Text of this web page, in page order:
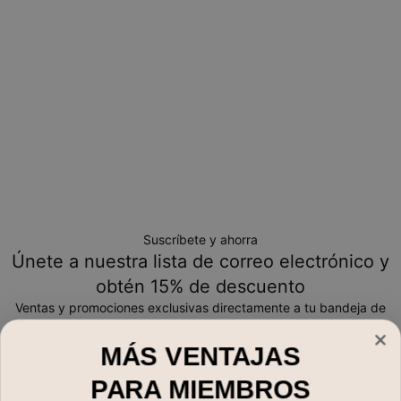
Suscríbete y ahorra
Únete a nuestra lista de correo electrónico y
obtén 15% de descuento
Ventas y promociones exclusivas directamente a tu bandeja de
Correo electrónico*MÁS VENTAJAS
PARA MIEMBROS